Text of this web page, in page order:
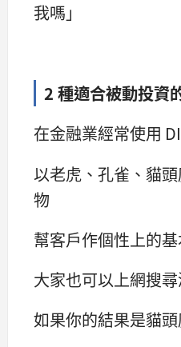
我嗎」
2 種適合被動投資
在金融業經常使用
以老虎、孔雀、貓
物
幫客戶作個性上的
大家也可以上網搜
如果你的結果是貓